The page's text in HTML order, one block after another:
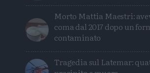
Morto Mattia Maestri:
coma dal 2017 dopo un
contaminato
Tragedia sul Latemar: